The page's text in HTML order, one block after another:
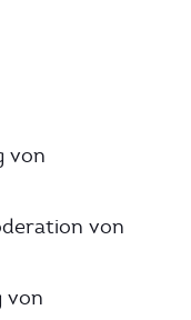
von
von
von